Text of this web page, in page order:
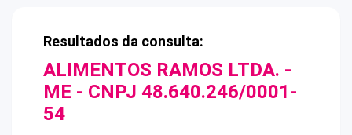
Resultados da consulta:
ALIMENTOS RAMOS LTDA. -
ME - CNPJ 48.640.246/0001-
54